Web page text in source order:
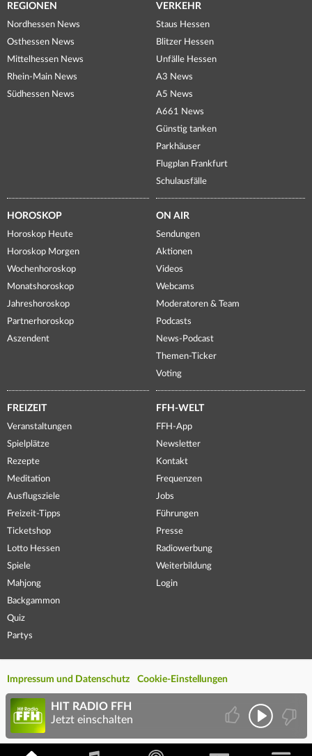
REGIONEN
Nordhessen News
Osthessen News
Mittelhessen News
Rhein-Main News
Südhessen News
VERKEHR
Staus Hessen
Blitzer Hessen
Unfälle Hessen
A3 News
A5 News
A661 News
Günstig tanken
Parkhäuser
Flugplan Frankfurt
Schulausfälle
HOROSKOP
Horoskop Heute
Horoskop Morgen
Wochenhoroskop
Monatshoroskop
Jahreshoroskop
Partnerhoroskop
Aszendent
ON AIR
Sendungen
Aktionen
Videos
Webcams
Moderatoren & Team
Podcasts
News-Podcast
Themen-Ticker
Voting
FREIZEIT
Veranstaltungen
Spielplätze
Rezepte
Meditation
Ausflugsziele
Freizeit-Tipps
Ticketshop
Lotto Hessen
Spiele
Mahjong
Backgammon
Quiz
Partys
FFH-WELT
FFH-App
Newsletter
Kontakt
Frequenzen
Jobs
Führungen
Presse
Radiowerbung
Weiterbildung
Login
Impressum und Datenschutz Cookie-Einstellungen
HIT RADIO FFH
Jetzt einschalten